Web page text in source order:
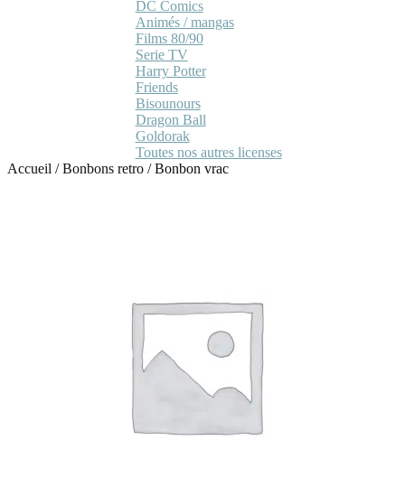
DC Comics
Animés / mangas
Films 80/90
Serie TV
Harry Potter
Friends
Bisounours
Dragon Ball
Goldorak
Toutes nos autres licenses
Accueil /Bonbons retro /Bonbon vrac